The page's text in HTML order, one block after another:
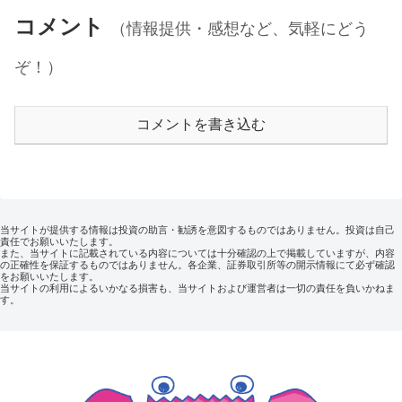
コメント
（情報提供・感想など、気軽にどう
ぞ！）
コメントを書き込む
当サイトが提供する情報は投資の助言・勧誘を意図するものではありません。投資は自己
責任でお願いいたします。
また、当サイトに記載されている内容については十分確認の上で掲載していますが、内容
の正確性を保証するものではありません。各企業、証券取引所等の開示情報にて必ず確認
をお願いいたします。
当サイトの利用によるいかなる損害も、当サイトおよび運営者は一切の責任を負いかねま
す。